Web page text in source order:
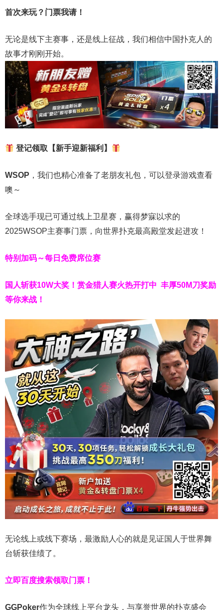
首次来玩？门票我请！
无论是线下主赛事，还是线上征战，我们相信中国扑克人的
故事才刚刚开始。
登记领取【新手迎新福利】
WSOP ，我们也精心准备了老朋友礼包，可以登录游戏查看
噢～
全球选手现已可通过线上卫星赛，赢得梦寐以求的
2025WSOP主赛事门票，向世界扑克最高殿堂发起进攻！
特别加码～每日免费席位赛
国人斩获10W大奖！ 赏金猎人赛火热开打中 丰厚50M刀奖励
等你来战！
无论线上或线下赛场，最激励人心的就是见证国人于世界舞
台斩获佳绩了。
立即百度搜索领取门票！
GGPoker作为全球线上平台龙头，与享誉世界的扑克盛会